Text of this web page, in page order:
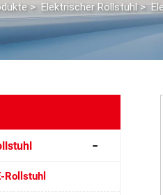
>Elektrischer Rollstuhl>
Rollstuhl